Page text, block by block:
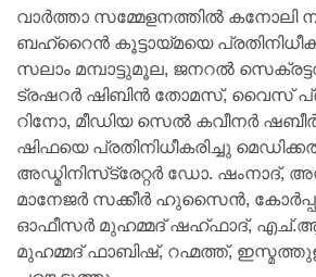
വാർത്താ സമ്മേളനത്തിൽ കനോലി
ബഹ്‌റൈൻ കൂട്ടായ്മയെ
സലാം മമ്പാട്ടുമൂല, ജനറൽ
ട്രഷറർ ഷിബിൻ തോമസ്, വൈസ്
റിനോ, മീഡിയ സെൽ കവീനർ
ഷിഫയെ പ്രതിനിധീകരിച്ചു
അഡ്മിനിസ്‌ട്രേറ്റർ ഡോ. ഷംനാദ്,
മാനേജർ സക്കീർ ഹുസൈൻ,
ഓഫീസർ മുഹമ്മദ് ഷഹ്ഫാദ്,
മുഹമ്മദ് ഫാബിഷ്, റഹ്മത്ത്,